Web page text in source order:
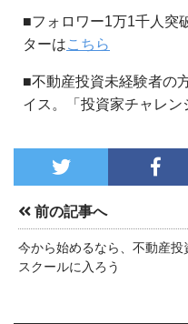
■フォロワー1万1千人突
ターはこちら
■不動産投資未経験者の
イス。「投資家チャレン
前の記事へ
今から始めるなら、不動産投
スクールに入ろう